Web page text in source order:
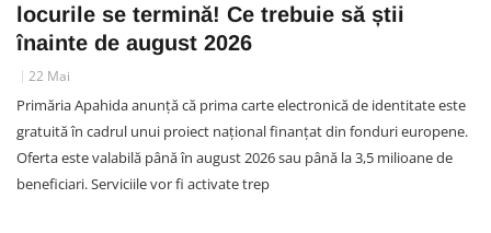
locurile se termină! Ce trebuie să știi
înainte de august 2026
22 Mai
Primăria Apahida anunță că prima carte electronică de identitate este
gratuită în cadrul unui proiect național finanțat din fonduri europene.
Oferta este valabilă până în august 2026 sau până la 3,5 milioane de
beneficiari. Serviciile vor fi activate trep